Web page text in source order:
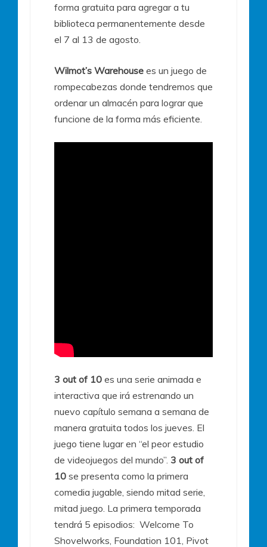
forma gratuita para agregar a tu
biblioteca permanentemente desde
el 7 al 13 de agosto.
Wilmot’s Warehouse es un juego de
rompecabezas donde tendremos que
ordenar un almacén para lograr que
funcione de la forma más eficiente.
3 out of 10 es una serie animada e
interactiva que irá estrenando un
nuevo capítulo semana a semana de
manera gratuita todos los jueves. El
juego tiene lugar en “el peor estudio
de videojuegos del mundo”. 3 out of
10 se presenta como la primera
comedia jugable, siendo mitad serie,
mitad juego. La primera temporada
tendrá 5 episodios: Welcome To
Shovelworks, Foundation 101, Pivot